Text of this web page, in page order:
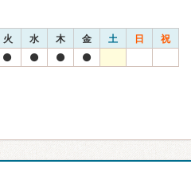
火 水 木 金 土 日 祝